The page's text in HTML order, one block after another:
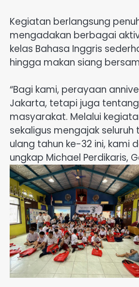
Kegiatan berlangsung
mengadakan berbagai
kelas Bahasa Inggris
hingga makan siang
“Bagi kami, perayaan
Jakarta, tetapi juga
masyarakat. Melalui
sekaligus mengajak
ulang tahun ke-32 ini,
ungkap Michael Perdikaris,